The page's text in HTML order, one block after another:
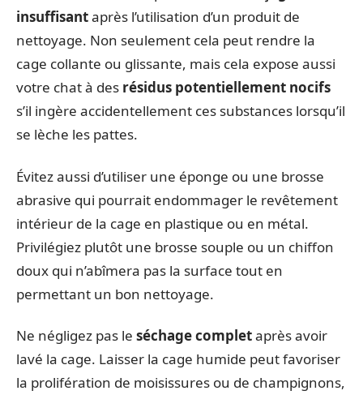
insuffisantaprès l’utilisation d’un produit de
nettoyage. Non seulement cela peut rendre la
cage collante ou glissante, mais cela expose aussi
votre chat à des résidus potentiellement nocifs
s’il ingère accidentellement ces substances lorsqu’il
se lèche les pattes.
Évitez aussi d’utiliser une éponge ou une brosse
abrasive qui pourrait endommager le revêtement
intérieur de la cage en plastique ou en métal.
Privilégiez plutôt une brosse souple ou un chiffon
doux qui n’abîmera pas la surface tout en
permettant un bon nettoyage.
Ne négligez pas le séchage completaprès avoir
lavé la cage. Laisser la cage humide peut favoriser
la prolifération de moisissures ou de champignons,